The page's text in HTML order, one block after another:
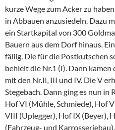
kurze Wege zum Acker zu
in Abbauen anzusiedeln. Dazu
ein Startkapital von 300
Bauern aus dem Dorf hinaus.
fällig. Die für die Postkutschen
behielt die Nr.1 (I). Dann kamen
mit den Nr.II, III und IV. Die V
Stegebach. Dann ging es nun
Hof VI (Mühle, Schmiede), Hof
VIII (Uplegger), Hof IX (Beyer),
(Fahrzeug- und Karrosseriebau).